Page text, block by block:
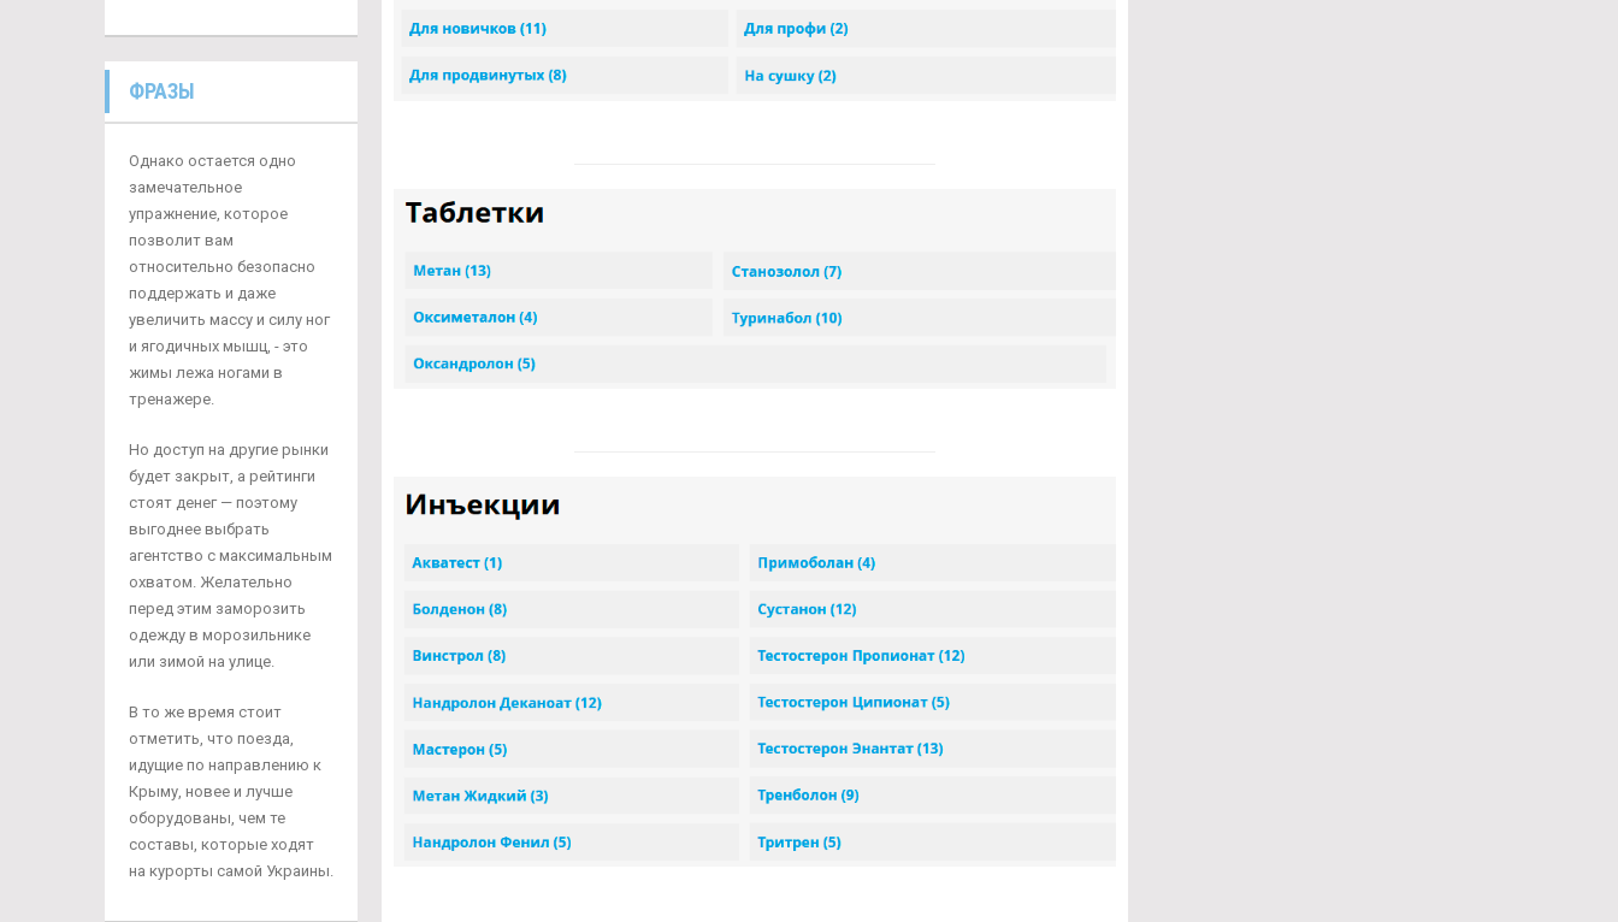
ФРАЗЫ
Однако остается одно
замечательное
упражнение, которое
позволит вам
относительно безопасно
поддержать и даже
увеличить массу и силу ног
и ягодичных мышц, - это
жимы лежа ногами в
тренажере.
Но доступ на другие рынки
будет закрыт, а рейтинги
стоят денег — поэтому
выгоднее выбрать
агентство с максимальным
охватом. Желательно
перед этим заморозить
одежду в морозильнике
или зимой на улице.
В то же время стоит
отметить, что поезда,
идущие по направлению к
Крыму, новее и лучше
оборудованы, чем те
составы, которые ходят
на курорты самой Украины.